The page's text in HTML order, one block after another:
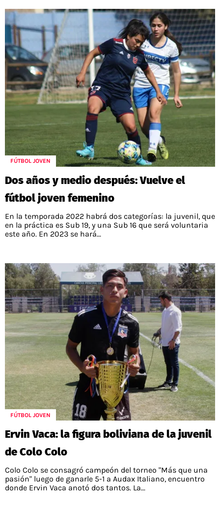
FÚTBOL JOVEN
Dos años y medio después: Vuelve el
fútbol joven femenino
En la temporada 2022 habrá dos categorías: la juvenil, que
en la práctica es Sub 19, y una Sub 16 que será voluntaria
este año. En 2023 se hará...
FÚTBOL JOVEN
Ervin Vaca: la figura boliviana de la juvenil
de Colo Colo
Colo Colo se consagró campeón del torneo "Más que una
pasión" luego de ganarle 5-1 a Audax Italiano, encuentro
donde Ervin Vaca anotó dos tantos. La...